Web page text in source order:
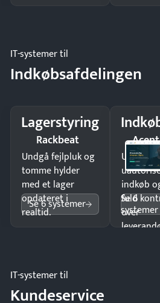
IT-systemer til
Indkøbsafdelingen
Lagerstyring
Rackbeat
Undgå fejlpluk og
tomme hylder
med et lager
opdateret i
realtid.
Se 6 systemer
Undgå
indkøb
fuld
over
Se 6
systemer
IT-systemer til
Kundeservice